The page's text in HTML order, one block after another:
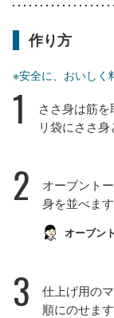
作り方
※安全に、おいしく
1
ささ身は筋
リ袋にささ身
2
オーブント
身を並べます
オーブン
3
仕上げ用の
順にのせます